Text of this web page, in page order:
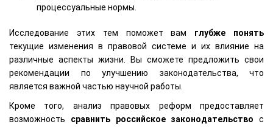
процессуальные нормы.
Исследование этих тем поможет вам глубже понять
текущие изменения в правовой системе и их влияние на
различные аспекты жизни. Вы сможете предложить свои
рекомендации по улучшению законодательства, что
является важной частью научной работы.
Кроме того, анализ правовых реформ предоставляет
возможность сравнить российское законодательство с